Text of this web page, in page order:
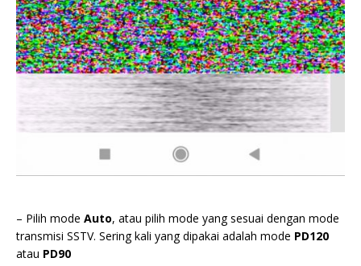
– Pilih mode Auto, atau pilih mode yang sesuai dengan mode
transmisi SSTV. Sering kali yang dipakai adalah mode PD120
atau PD90